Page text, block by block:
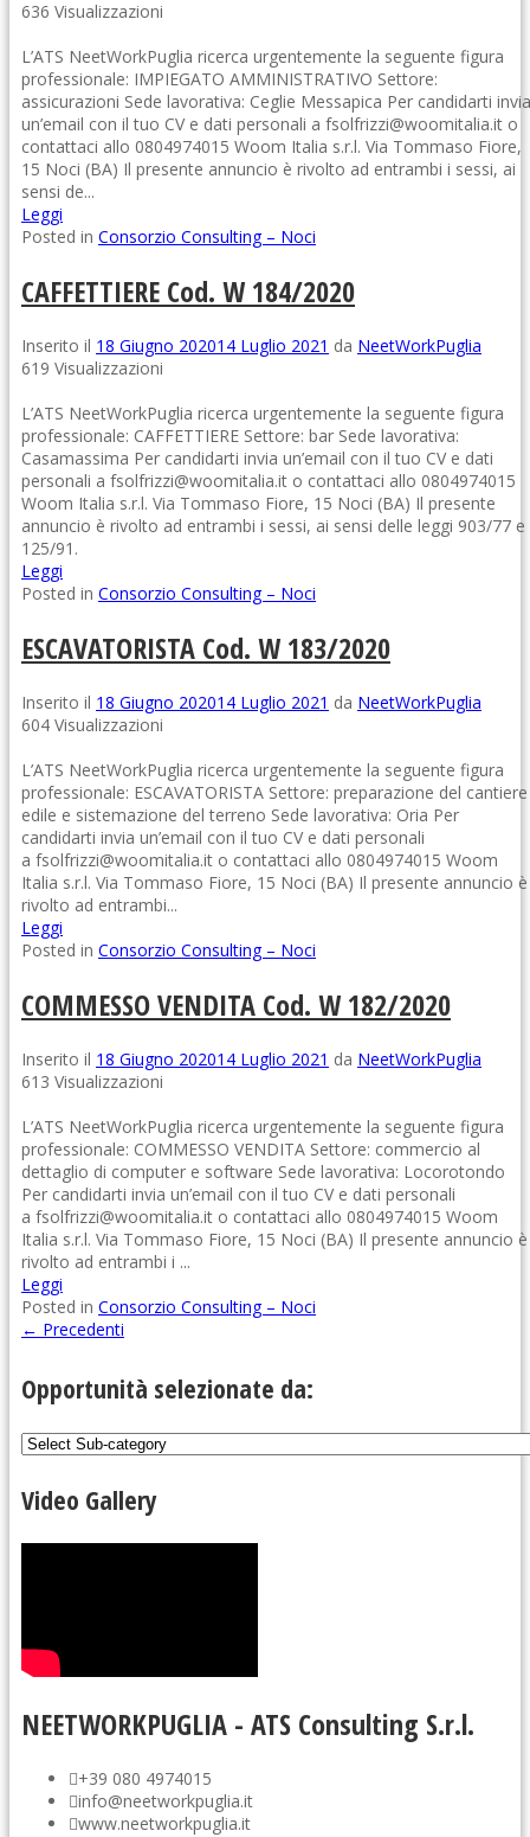
636 Visualizzazioni
L’ATS NeetWorkPuglia ricerca urgentemente la seguente figura
professionale: IMPIEGATO AMMINISTRATIVO Settore:
assicurazioni Sede lavorativa: Ceglie Messapica Per candidarti invia
un’email con il tuo CV e dati personali a fsolfrizzi@woomitalia.it o
contattaci allo 0804974015 Woom Italia s.r.l. Via Tommaso Fiore,
15 Noci (BA) Il presente annuncio è rivolto ad entrambi i sessi, ai
sensi de...
Leggi
Posted in Consorzio Consulting – Noci
CAFFETTIERE Cod. W 184/2020
Inserito il 18 Giugno 202014 Luglio 2021 da NeetWorkPuglia
619 Visualizzazioni
L’ATS NeetWorkPuglia ricerca urgentemente la seguente figura
professionale: CAFFETTIERE Settore: bar Sede lavorativa:
Casamassima Per candidarti invia un’email con il tuo CV e dati
personali a fsolfrizzi@woomitalia.it o contattaci allo 0804974015
Woom Italia s.r.l. Via Tommaso Fiore, 15 Noci (BA) Il presente
annuncio è rivolto ad entrambi i sessi, ai sensi delle leggi 903/77 e
125/91.
Leggi
Posted in Consorzio Consulting – Noci
ESCAVATORISTA Cod. W 183/2020
Inserito il 18 Giugno 202014 Luglio 2021 da NeetWorkPuglia
604 Visualizzazioni
L’ATS NeetWorkPuglia ricerca urgentemente la seguente figura
professionale: ESCAVATORISTA Settore: preparazione del cantiere
edile e sistemazione del terreno Sede lavorativa: Oria Per
candidarti invia un’email con il tuo CV e dati personali
a fsolfrizzi@woomitalia.it o contattaci allo 0804974015 Woom
Italia s.r.l. Via Tommaso Fiore, 15 Noci (BA) Il presente annuncio è
rivolto ad entrambi...
Leggi
Posted in Consorzio Consulting – Noci
COMMESSO VENDITA Cod. W 182/2020
Inserito il 18 Giugno 202014 Luglio 2021 da NeetWorkPuglia
613 Visualizzazioni
L’ATS NeetWorkPuglia ricerca urgentemente la seguente figura
professionale: COMMESSO VENDITA Settore: commercio al
dettaglio di computer e software Sede lavorativa: Locorotondo
Per candidarti invia un’email con il tuo CV e dati personali
a fsolfrizzi@woomitalia.it o contattaci allo 0804974015 Woom
Italia s.r.l. Via Tommaso Fiore, 15 Noci (BA) Il presente annuncio è
rivolto ad entrambi i ...
Leggi
Posted in Consorzio Consulting – Noci
← Precedenti
Opportunità selezionate da:
Video Gallery
NEETWORKPUGLIA - ATS Consulting S.r.l.
+39 080 4974015
info@neetworkpuglia.it
www.neetworkpuglia.it